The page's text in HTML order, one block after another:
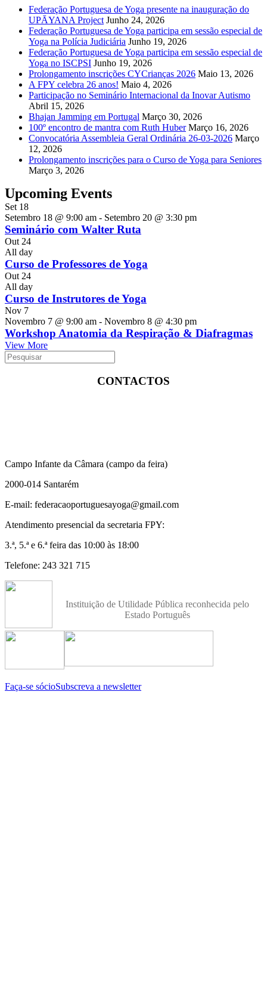
Federação Portuguesa de Yoga presente na inauguração do
UPĀYANA Project Junho 24, 2026
Federação Portuguesa de Yoga participa em sessão especial de
Yoga na Polícia Judiciária Junho 19, 2026
Federação Portuguesa de Yoga participa em sessão especial de
Yoga no ISCPSI Junho 19, 2026
Prolongamento inscrições CYCrianças 2026 Maio 13, 2026
A FPY celebra 26 anos! Maio 4, 2026
Participação no Seminário Internacional da Inovar Autismo
Abril 15, 2026
Bhajan Jamming em Portugal Março 30, 2026
100º encontro de mantra com Ruth Huber Março 16, 2026
Convocatória Assembleia Geral Ordinária 26-03-2026 Março
12, 2026
Prolongamento inscrições para o Curso de Yoga para Seniores
Março 3, 2026
Upcoming Events
Set 18
Setembro 18 @ 9:00 am - Setembro 20 @ 3:30 pm
Seminário com Walter Ruta
Out 24
All day
Curso de Professores de Yoga
Out 24
All day
Curso de Instrutores de Yoga
Nov 7
Novembro 7 @ 9:00 am - Novembro 8 @ 4:30 pm
Workshop Anatomia da Respiração & Diafragmas
View More
CONTACTOS
Campo Infante da Câmara (campo da feira)
2000-014 Santarém
E-mail: federacaoportuguesayoga@gmail.com
Atendimento presencial da secretaria FPY:
3.ª, 5.ª e 6.ª feira das 10:00 às 18:00
Telefone: 243 321 715
Instituição de Utilidade Pública reconhecida pelo
Estado Português
Faça-se sócioSubscreva a newsletter